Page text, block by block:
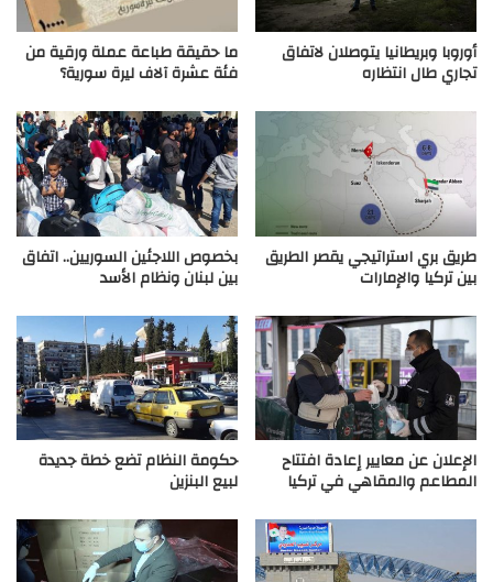
أوروبا وبريطانيا يتوصلان لاتفاق
تجاري طال انتظاره
ما حقيقة طباعة عملة ورقية من
فئة عشرة آلاف ليرة سورية؟
طريق بري استراتيجي يقصر الطريق
بين تركيا والإمارات
بخصوص اللاجئين السوريين.. اتفاق
بين لبنان ونظام الأسد
الإعلان عن معايير إعادة افتتاح
المطاعم والمقاهي في تركيا
حكومة النظام تضع خطة جديدة
لبيع البنزين